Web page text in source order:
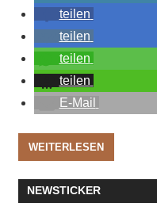
teilen
teilen
teilen
teilen
E-Mail
WEITERLESEN
NEWSTICKER